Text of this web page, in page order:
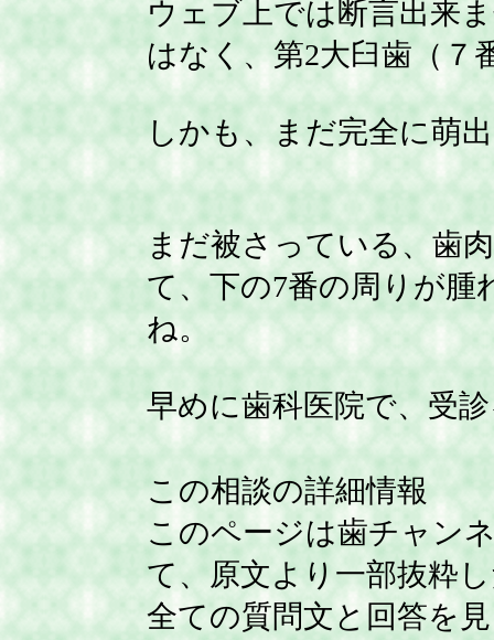
ウェブ上では断言出来
はなく、第2大臼歯（７
しかも、まだ完全に萌
まだ被さっている、歯
て、下の7番の周りが
ね。
早めに歯科医院で、受
この相談の詳細情報
このページは歯チャン
て、原文より一部抜粋
全ての質問文と回答を